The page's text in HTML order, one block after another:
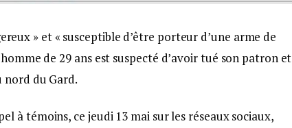
» et « susceptible d’être porteur d’une arme de
de 29 ans est suspecté d’avoir tué son patron et
nord du Gard.
à témoins, ce jeudi 13 mai sur les réseaux sociaux,